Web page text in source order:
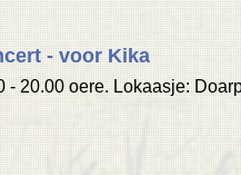
- voor Kika
- 20.00 oere. Lokaasje: